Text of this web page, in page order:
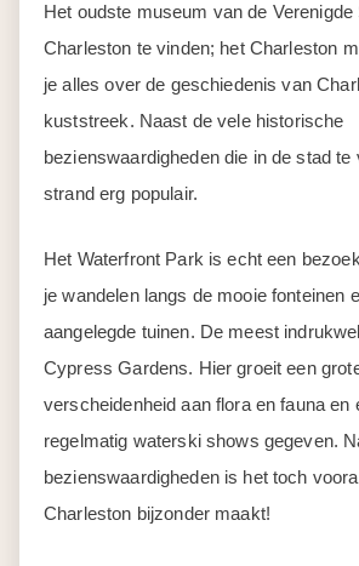
Het oudste museum van de Verenigde
Charleston te vinden; het Charleston
je alles over de geschiedenis van
kuststreek. Naast de vele historische
bezienswaardigheden die in de stad te
strand erg populair.
Het Waterfront Park is echt een
je wandelen langs de mooie fonteinen
aangelegde tuinen. De meest
Cypress Gardens. Hier groeit een
verscheidenheid aan flora en fauna en
regelmatig waterski shows gegeven.
bezienswaardigheden is het toch
Charleston bijzonder maakt!